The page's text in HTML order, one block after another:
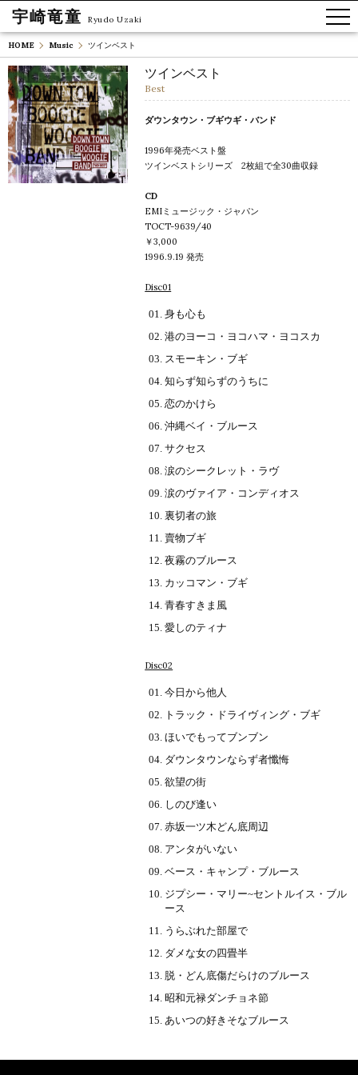
宇崎竜童 Ryudo Uzaki
HOME Music ツインベスト
ツインベスト
Best
ダウンタウン・ブギウギ・バンド
1996年発売ベスト盤
ツインベストシリーズ 2枚組で全30曲収録
CD
EMIミュージック・ジャパン
TOCT-9639/40
￥3,000
1996.9.19 発売
Disc01
身も心も
港のヨーコ・ヨコハマ・ヨコスカ
スモーキン・ブギ
知らず知らずのうちに
恋のかけら
沖縄ベイ・ブルース
サクセス
涙のシークレット・ラヴ
涙のヴァイア・コンディオス
裏切者の旅
賣物ブギ
夜霧のブルース
カッコマン・ブギ
青春すきま風
愛しのティナ
Disc02
今日から他人
トラック・ドライヴィング・ブギ
ほいでもってブンブン
ダウンタウンならず者懺悔
欲望の街
しのび逢い
赤坂一ツ木どん底周辺
アンタがいない
ベース・キャンプ・ブルース
ジプシー・マリー~セントルイス・ブル
ース
うらぶれた部屋で
ダメな女の四畳半
脱・どん底傷だらけのブルース
昭和元禄ダンチョネ節
あいつの好きそなブルース